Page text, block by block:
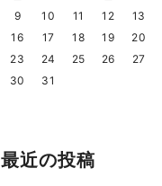
9
10 11 12 13
16
17 18 19 20
23
24 25 26 27
30
31
最近の投稿